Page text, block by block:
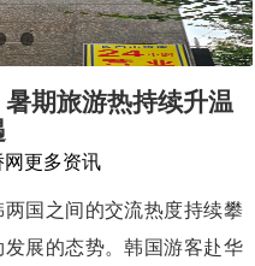
期旅游热持续升温
网更多资讯
两国之间的交流热度持续攀
发展的态势。韩国游客赴华